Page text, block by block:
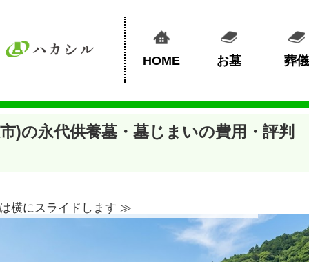
HOME お墓 葬儀
)の永代供養墓・墓じまいの費用・評判
横にスライドします ≫︎